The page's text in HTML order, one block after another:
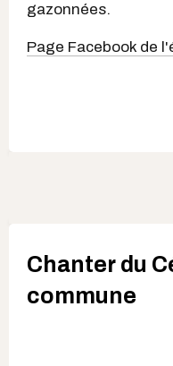
gazonnées.
Page Facebook de
Chanter du
commune